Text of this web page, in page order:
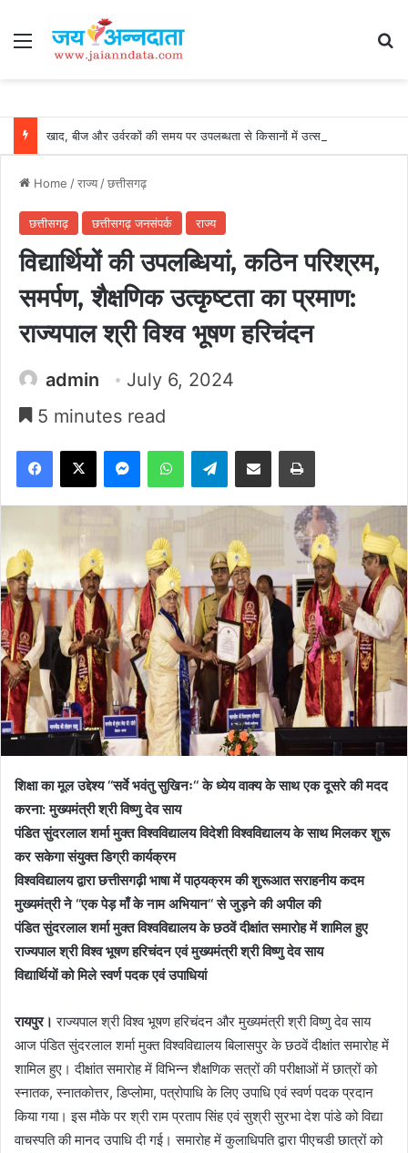
Menu
Home /राज्य/छत्तीसगढ़
छत्तीसगढ़ छत्तीसगढ़ जनसंपर्क राज्य
विद्यार्थियों की उपलब्धियां, कठिन परिश्रम,
समर्पण, शैक्षणिक उत्कृष्टता का प्रमाण:
राज्यपाल श्री विश्व भूषण हरिचंदन
admin
July 6, 2024
5 minutes read
Facebook
X MessengerWhatsAppTelegramShare via Email Print
शिक्षा का मूल उद्देश्य ‘‘सर्वे भवंतु सुखिनः‘‘ के ध्येय वाक्य के साथ एक दूसरे की मदद
करना: मुख्यमंत्री श्री विष्णु देव साय
पंडित सुंदरलाल शर्मा मुक्त विश्वविद्यालय विदेशी विश्वविद्यालय के साथ मिलकर शुरू
कर सकेगा संयुक्त डिग्री कार्यक्रम
विश्वविद्यालय द्वारा छत्तीसगढ़ी भाषा में पाठ्यक्रम की शुरूआत सराहनीय कदम
मुख्यमंत्री ने ‘‘एक पेड़ माँ के नाम अभियान‘‘ से जुड़ने की अपील की
पंडित सुंदरलाल शर्मा मुक्त विश्वविद्यालय के छठवें दीक्षांत समारोह में शामिल हुए
राज्यपाल श्री विश्व भूषण हरिचंदन एवं मुख्यमंत्री श्री विष्णु देव साय
विद्यार्थियों को मिले स्वर्ण पदक एवं उपाधियां
रायपुर। राज्यपाल श्री विश्व भूषण हरिचंदन और मुख्यमंत्री श्री विष्णु देव साय
आज पंडित सुंदरलाल शर्मा मुक्त विश्वविद्यालय बिलासपुर के छठवें दीक्षांत समारोह में
शामिल हुए। दीक्षांत समारोह में विभिन्न शैक्षणिक सत्रों की परीक्षाओं में छात्रों को
स्नातक, स्नातकोत्तर, डिप्लोमा, पत्रोपाधि के लिए उपाधि एवं स्वर्ण पदक प्रदान
किया गया। इस मौके पर श्री राम प्रताप सिंह एवं सुश्री सुरभा देश पांडे को विद्या
वाचस्पति की मानद उपाधि दी गई। समारोह में कुलाधिपति द्वारा पीएचडी छात्रों को